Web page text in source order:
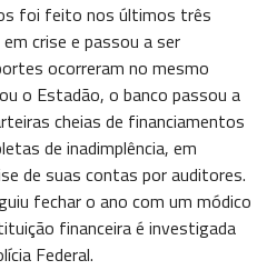
foi feito nos últimos três
crise e passou a ser
ocorreram no mesmo
o Estadão, o banco passou a
cheias de financiamentos
de inadimplência, em
de suas contas por auditores.
fechar o ano com um módico
financeira é investigada
Federal.